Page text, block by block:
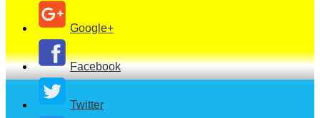
Google+
Facebook
Twitter